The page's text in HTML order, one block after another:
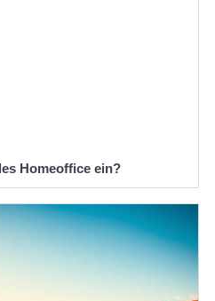
Homeoffice ein?